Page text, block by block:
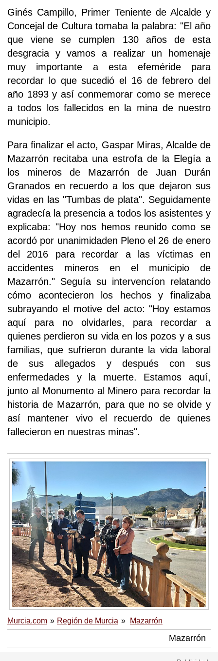
Ginés Campillo, Primer Teniente de Alcalde y
Concejal de Cultura tomaba la palabra: "El año
que viene se cumplen 130 años de esta
desgracia y vamos a realizar un homenaje
muy importante a esta efeméride para
recordar lo que sucedió el 16 de febrero del
año 1893 y así conmemorar como se merece
a todos los fallecidos en la mina de nuestro
municipio.
Para finalizar el acto, Gaspar Miras, Alcalde de
Mazarrón recitaba una estrofa de la Elegía a
los mineros de Mazarrón de Juan Durán
Granados en recuerdo a los que dejaron sus
vidas en las "Tumbas de plata". Seguidamente
agradecía la presencia a todos los asistentes y
explicaba: "Hoy nos hemos reunido como se
acordó por unanimidaden Pleno el 26 de enero
del 2016 para recordar a las víctimas en
accidentes mineros en el municipio de
Mazarrón." Seguía su intervencíon relatando
cómo acontecieron los hechos y finalizaba
subrayando el motive del acto: "Hoy estamos
aquí para no olvidarles, para recordar a
quienes perdieron su vida en los pozos y a sus
familias, que sufrieron durante la vida laboral
de sus allegados y después con sus
enfermedades y la muerte. Estamos aquí,
junto al Monumento al Minero para recordar la
historia de Mazarrón, para que no se olvide y
así mantener vivo el recuerdo de quienes
fallecieron en nuestras minas".
Murcia.com Región de Murcia Mazarrón
Mazarrón